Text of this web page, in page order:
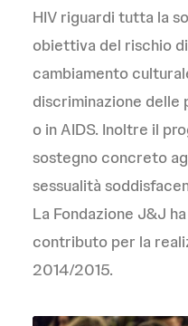
HIV riguardi tutta la
obiettiva del rischio
cambiamento
discriminazione delle
o in AIDS. Inoltre il
sostegno concreto
sessualità
La Fondazione J&J
contributo per la
2014/2015.